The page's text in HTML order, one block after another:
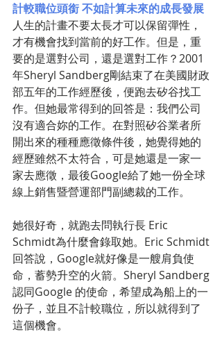
計較職位頭銜 不如計算未來的成長發展
人生的計畫不要太長才可以保留彈性，
才有機會找到當前的好工作。但是，重
要的是選對公司，還是選對工作？2001
年Sheryl Sandberg剛結束了在美國財政
部五年的工作經歷後，便跑去矽谷找工
作。但她最常得到的回答是：我們公司
沒有適合妳的工作。在對照矽谷業者所
開出來的種種應徵條件後，她覺得她的
經歷雖然不太符合，可是她還是一家一
家去應徵，最後Google給了她一份全球
線上銷售暨營運部門副總裁的工作。
她很好奇，就跑去問執行長 Eric
Schmidt為什麼會錄取她。Eric Schmidt
回答說，Google就好像是一艘肩負使
命，蓄勢升空的火箭。Sheryl Sandberg
認同Google 的使命，希望成為船上的一
份子，並且不計較職位，所以就得到了
這個機會。